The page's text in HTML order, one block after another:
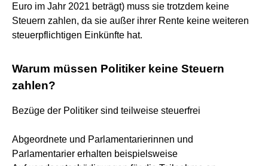
Euro im Jahr 2021 beträgt) muss sie trotzdem keine
Steuern zahlen, da sie außer ihrer Rente keine weiteren
steuerpflichtigen Einkünfte hat.
Warum müssen Politiker keine Steuern
zahlen?
Bezüge der Politiker sind teilweise steuerfrei
Abgeordnete und Parlamentarierinnen und
Parlamentarier erhalten beispielsweise